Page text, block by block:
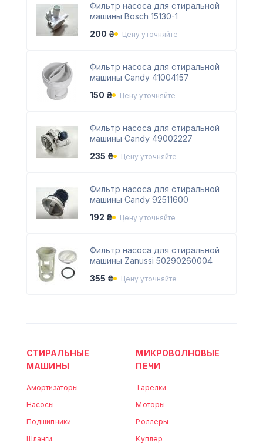
Фильтр насоса для стиральной
машины Bosch 15130-1
200 ₴
Цену уточняйте
Фильтр насоса для стиральной
машины Candy 41004157
150 ₴
Цену уточняйте
Фильтр насоса для стиральной
машины Candy 49002227
235 ₴
Цену уточняйте
Фильтр насоса для стиральной
машины Candy 92511600
192 ₴
Цену уточняйте
Фильтр насоса для стиральной
машины Zanussi 50290260004
355 ₴
Цену уточняйте
СТИРАЛЬНЫЕ
МАШИНЫ
Амортизаторы
Насосы
Подшипники
Шланги
МИКРОВОЛНОВЫЕ
ПЕЧИ
Тарелки
Моторы
Роллеры
Куплер